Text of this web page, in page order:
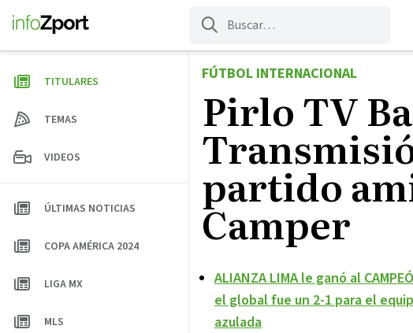
contenido
FÚTBOL INTERNACIONAL
Pirlo TV
partido
Camper
ALIANZA LIMA le ganó al
el global fue un 2-1 para el
azulada
TITULARES
TEMAS
VIDEOS
ÚLTIMAS NOTICIAS
COPA AMÉRICA 2024
LIGA MX
MLS